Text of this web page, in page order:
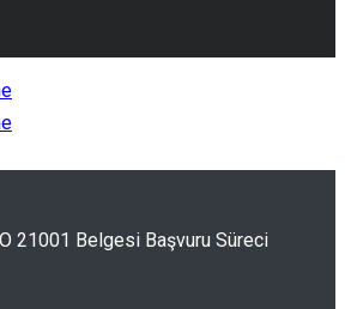
21001 Belgesi Başvuru Süreci